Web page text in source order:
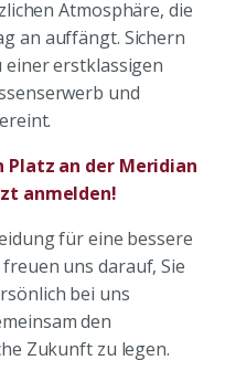
Atmosphäre, die
an auffängt. Sichern
einer erstklassigen
und
Platz an der Meridian
anmelden!
für eine bessere
uns darauf, Sie
bei uns
den
Zukunft zu legen.